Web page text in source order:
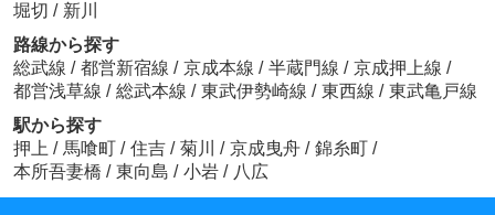
堀切 / 新川
路線から探す
総武線 / 都営新宿線 / 京成本線 / 半蔵門線 / 京成押上線 /
都営浅草線 / 総武本線 / 東武伊勢崎線 / 東西線 / 東武亀戸線
駅から探す
押上 / 馬喰町 / 住吉 / 菊川 / 京成曳舟 / 錦糸町 /
本所吾妻橋 / 東向島 / 小岩 / 八広